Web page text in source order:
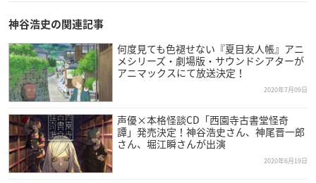
神谷浩史の関連記事
何度見ても色褪せない『夏目友人帳』アニ
メシリーズ・劇場版・サウンドシアターが
アニマックスにて放送決定！
2020年7月09日
声優×本格怪談CD「西園寺古書堂怪奇
譚」発売決定！神谷浩史さん、神尾晋一郎
さん、堀江瞬さんが出演
2020年6月19日